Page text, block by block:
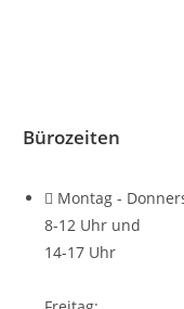
Bürozeiten
Montag -
8-12 Uhr und
14-17 Uhr